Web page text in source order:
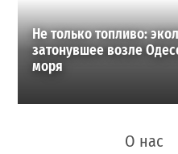
Не только топливо:
затонувшее возле
моря
О нас